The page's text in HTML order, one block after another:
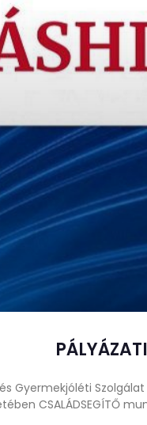
Gyermekjóléti
CSALÁDSEGÍTŐ